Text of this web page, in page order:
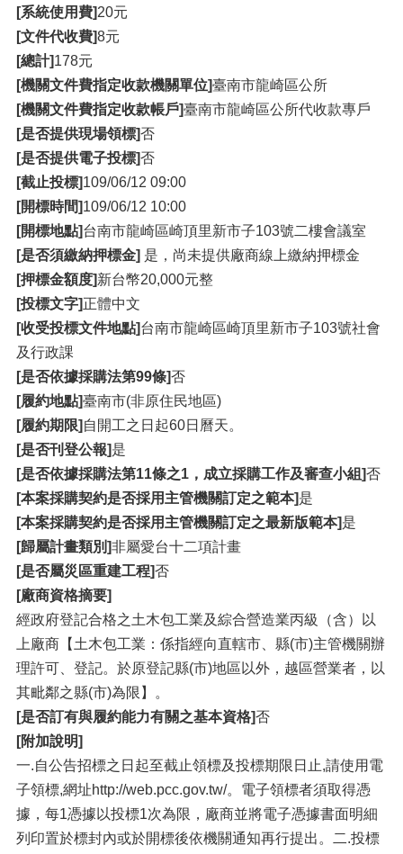
[系統使用費]20元
[文件代收費]8元
[總計]178元
[機關文件費指定收款機關單位]臺南市龍崎區公所
[機關文件費指定收款帳戶]臺南市龍崎區公所代收款專戶
[是否提供現場領標]否
[是否提供電子投標]否
[截止投標]109/06/12 09:00
[開標時間]109/06/12 10:00
[開標地點]台南市龍崎區崎頂里新市子103號二樓會議室
[是否須繳納押標金] 是，尚未提供廠商線上繳納押標金
[押標金額度]新台幣20,000元整
[投標文字]正體中文
[收受投標文件地點]台南市龍崎區崎頂里新市子103號社會
及行政課
[是否依據採購法第99條]否
[履約地點]臺南市(非原住民地區)
[履約期限] 自開工之日起60日曆天。
[是否刊登公報]是
[是否依據採購法第11條之1，成立採購工作及審查小組]否
[本案採購契約是否採用主管機關訂定之範本]是
[本案採購契約是否採用主管機關訂定之最新版範本]是
[歸屬計畫類別]非屬愛台十二項計畫
[是否屬災區重建工程]否
[廠商資格摘要]
經政府登記合格之土木包工業及綜合營造業丙級（含）以
上廠商【土木包工業：係指經向直轄市、縣(市)主管機關辦
理許可、登記。於原登記縣(市)地區以外，越區營業者，以
其毗鄰之縣(市)為限】。
[是否訂有與履約能力有關之基本資格]否
[附加說明]
一.自公告招標之日起至截止領標及投標期限日止,請使用電
子領標,網址http://web.pcc.gov.tw/。電子領標者須取得憑
據，每1憑據以投標1次為限，廠商並將電子憑據書面明細
列印置於標封內或於開標後依機關通知再行提出。二.投標